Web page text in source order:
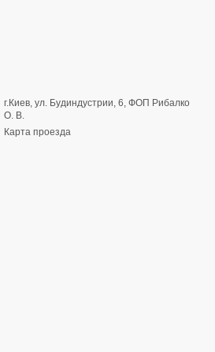
г.Киев, ул. Будиндустрии, 6, ФОП Рибалко
О. В.
Карта проезда